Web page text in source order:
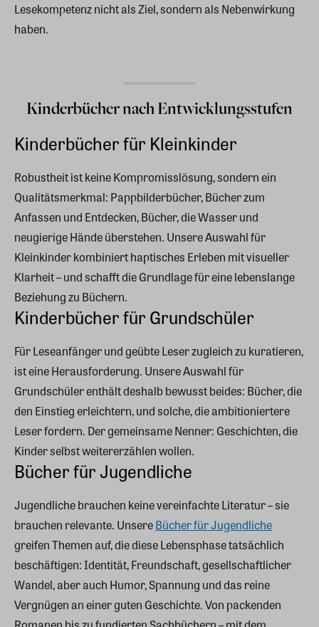
Lesekompetenz nicht als Ziel, sondern als Nebenwirkung
haben.
Kinderbücher nach Entwicklungsstufen
Kinderbücher für Kleinkinder
Robustheit ist keine Kompromisslösung, sondern ein
Qualitätsmerkmal: Pappbilderbücher, Bücher zum
Anfassen und Entdecken, Bücher, die Wasser und
neugierige Hände überstehen. Unsere Auswahl für
Kleinkinder kombiniert haptisches Erleben mit visueller
Klarheit – und schafft die Grundlage für eine lebenslange
Beziehung zu Büchern.
Kinderbücher für Grundschüler
Für Leseanfänger und geübte Leser zugleich zu kuratieren,
ist eine Herausforderung. Unsere Auswahl für
Grundschüler enthält deshalb bewusst beides: Bücher, die
den Einstieg erleichtern, und solche, die ambitioniertere
Leser fordern. Der gemeinsame Nenner: Geschichten, die
Kinder selbst weitererzählen wollen.
Bücher für Jugendliche
Jugendliche brauchen keine vereinfachte Literatur – sie
brauchen relevante. UnsereBücher für Jugendliche
greifen Themen auf, die diese Lebensphase tatsächlich
beschäftigen: Identität, Freundschaft, gesellschaftlicher
Wandel, aber auch Humor, Spannung und das reine
Vergnügen an einer guten Geschichte. Von packenden